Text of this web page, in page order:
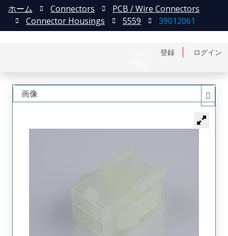
登録 ログイン
ホーム Connectors
PCB / Wire Connectors
Connector Housings
5559 39012061
画像